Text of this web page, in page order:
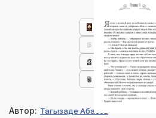
Автор: Тагызаде Абасов